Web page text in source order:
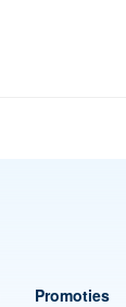
Promoties